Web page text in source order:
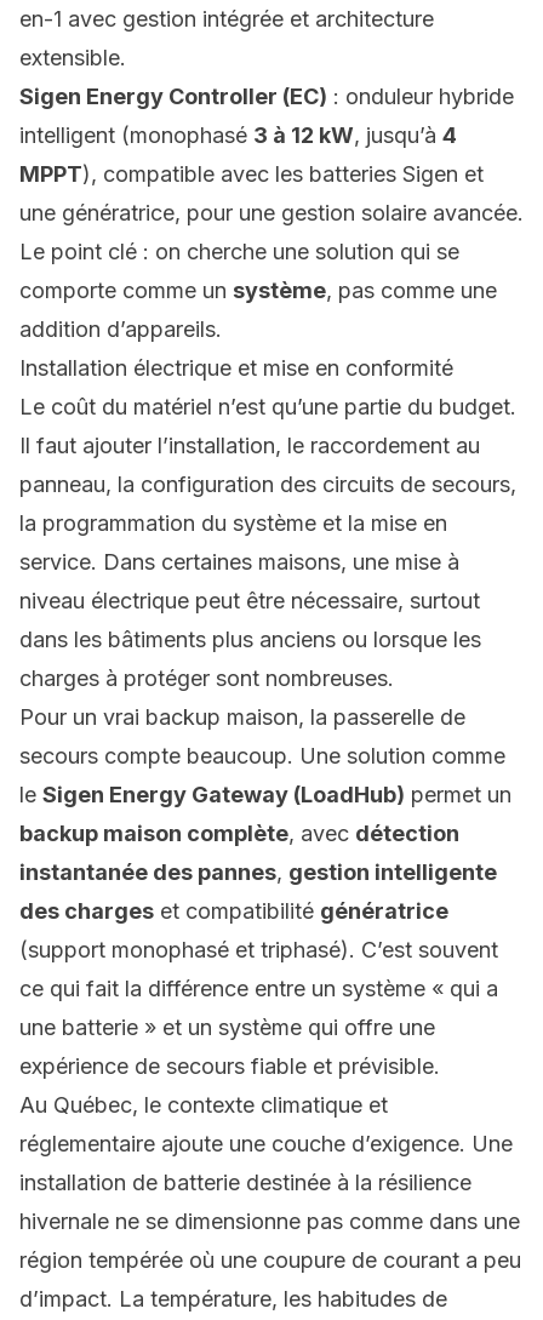
en-1 avec gestion intégrée et architecture
extensible.
Sigen Energy Controller (EC) : onduleur hybride
intelligent (monophasé 3 à 12 kW, jusqu’à 4
MPPT), compatible avec les batteries Sigen et
une génératrice, pour une gestion solaire avancée.
Le point clé : on cherche une solution qui se
comporte comme un système, pas comme une
addition d’appareils.
Installation électrique et mise en conformité
Le coût du matériel n’est qu’une partie du budget.
Il faut ajouter l’installation, le raccordement au
panneau, la configuration des circuits de secours,
la programmation du système et la mise en
service. Dans certaines maisons, une mise à
niveau électrique peut être nécessaire, surtout
dans les bâtiments plus anciens ou lorsque les
charges à protéger sont nombreuses.
Pour un vrai backup maison, la passerelle de
secours compte beaucoup. Une solution comme
le Sigen Energy Gateway (LoadHub) permet un
backup maison complète, avec détection
instantanée des pannes, gestion intelligente
des charges et compatibilité génératrice
(support monophasé et triphasé). C’est souvent
ce qui fait la différence entre un système « qui a
une batterie » et un système qui offre une
expérience de secours fiable et prévisible.
Au Québec, le contexte climatique et
réglementaire ajoute une couche d’exigence. Une
installation de batterie destinée à la résilience
hivernale ne se dimensionne pas comme dans une
région tempérée où une coupure de courant a peu
d’impact. La température, les habitudes de